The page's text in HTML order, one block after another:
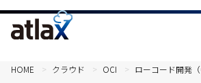
HOME クラウド OCI ローコード開発（